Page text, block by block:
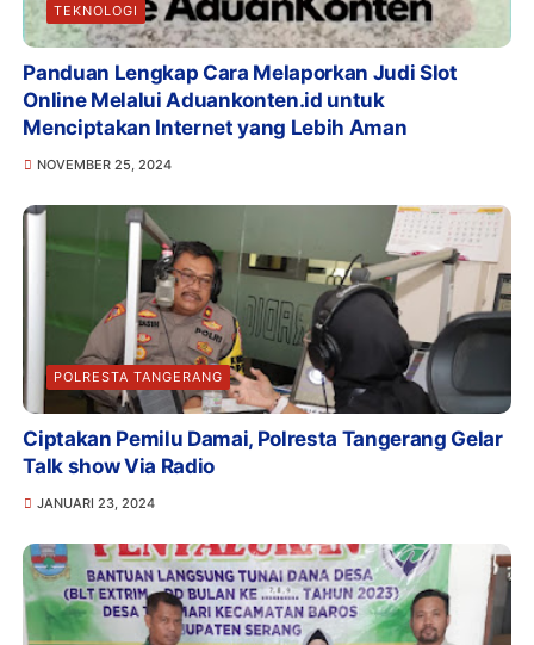
TEKNOLOGI
Panduan Lengkap Cara Melaporkan Judi Slot
Online Melalui Aduankonten.id untuk
Menciptakan Internet yang Lebih Aman
NOVEMBER 25, 2024
POLRESTA TANGERANG
Ciptakan Pemilu Damai, Polresta Tangerang Gelar
Talk show Via Radio
JANUARI 23, 2024